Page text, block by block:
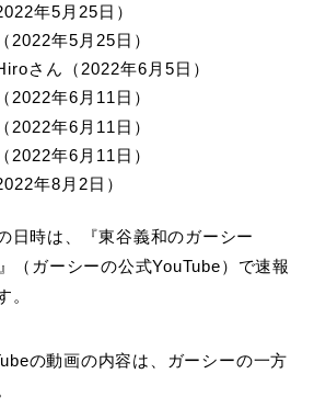
年5月25日）
2022年5月25日）
さん（2022年6月5日）
2022年6月11日）
2022年6月11日）
2022年6月11日）
年8月2日）
日時は、『東谷義和のガーシー
（ガーシーの公式YouTube）で速報
。
の動画の内容は、ガーシーの一方